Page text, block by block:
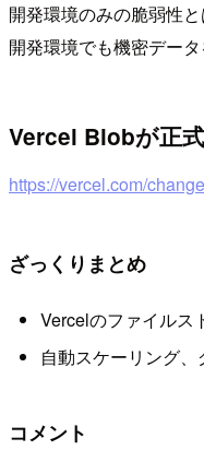
開発環境のみの脆弱性
開発環境でも機密デー
Vercel Blobが正
https://vercel.com/
ざっくりまとめ
Vercelのファイルス
自動スケーリング
コメント